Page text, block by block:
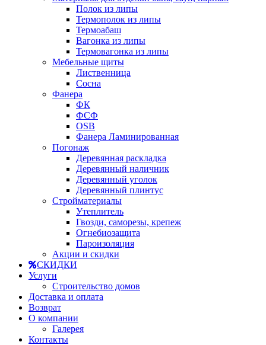
Полок из липы
Термополок из липы
Термоабаш
Вагонка из липы
Термовагонка из липы
Мебельные щиты
Лиственница
Сосна
Фанера
ФК
ФСФ
OSB
Фанера Ламинированная
Погонаж
Деревянная раскладка
Деревянный наличник
Деревянный уголок
Деревянный плинтус
Стройматериалы
Утеплитель
Гвозди, саморезы, крепеж
Огнебиозащита
Пароизоляция
Акции и скидки
СКИДКИ
Услуги
Строительство домов
Доставка и оплата
Возврат
О компании
Галерея
Контакты